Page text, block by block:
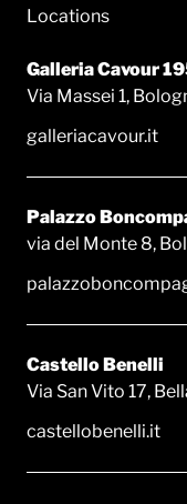
Locations
Galleria Cavour
Via Massei 1,
galleriacavour.it
Palazzo
via del Monte 8,
Castello Benelli
Via San Vito 17,
castellobenelli.it